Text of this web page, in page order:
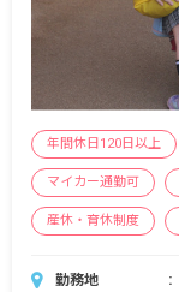
年間休日120日以上
マイカー通勤可
産休・育休制度
勤務地